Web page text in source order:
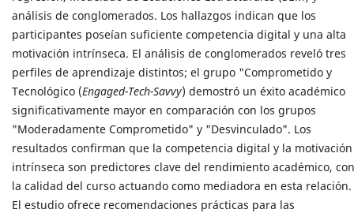
análisis de conglomerados. Los hallazgos indican que los
participantes poseían suficiente competencia digital y una alta
motivación intrínseca. El análisis de conglomerados reveló tres
perfiles de aprendizaje distintos; el grupo "Comprometido y
Tecnológico (Engaged-Tech-Savvy) demostró un éxito académico
significativamente mayor en comparación con los grupos
"Moderadamente Comprometido" y "Desvinculado". Los
resultados confirman que la competencia digital y la motivación
intrínseca son predictores clave del rendimiento académico, con
la calidad del curso actuando como mediadora en esta relación.
El estudio ofrece recomendaciones prácticas para las